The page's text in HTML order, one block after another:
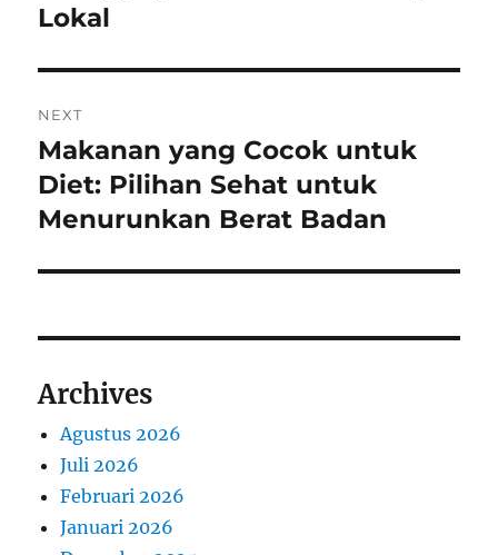
Lokal
NEXT
Next
post:
Makanan yang Cocok untuk
Diet: Pilihan Sehat untuk
Menurunkan Berat Badan
Archives
Agustus 2026
Juli 2026
Februari 2026
Januari 2026